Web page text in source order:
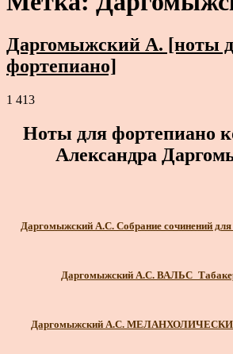
Даргомыжский А. [ноты
фортепиано]
1 413
Ноты для фортепиано
Александра
Даргомыжский А.С. Собрание сочинений для
Даргомыжский А.С.
Даргомыжский А.С.